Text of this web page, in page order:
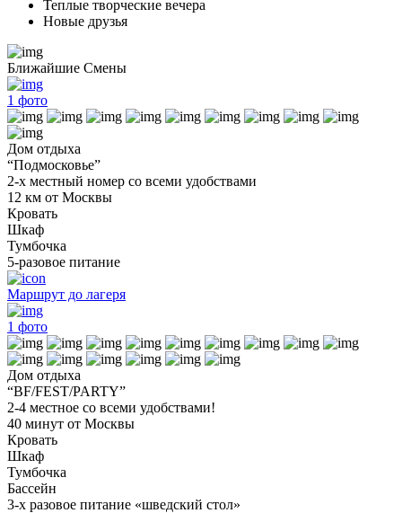
Теплые творческие вечера
Новые друзья
Ближайшие Смены
1 фото
Дом отдыха
“Подмосковье”
2-х местный номер со всеми удобствами
12 км от Москвы
Кровать
Шкаф
Тумбочка
5-разовое питание
Маршрут до лагеря
1 фото
Дом отдыха
“BF/FEST/PARTY”
2-4 местное со всеми удобствами!
40 минут от Москвы
Кровать
Шкаф
Тумбочка
Бассейн
3-х разовое питание «шведский стол»